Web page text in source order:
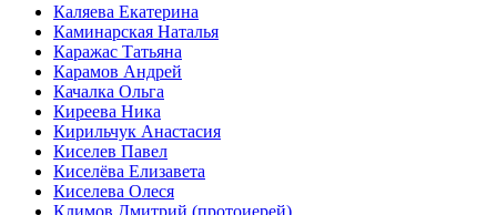
Каляева Екатерина
Каминарская Наталья
Каражас Татьяна
Карамов Андрей
Качалка Ольга
Киреева Ника
Кирильчук Анастасия
Киселев Павел
Киселёва Елизавета
Киселева Олеся
Климов Дмитрий (протоиерей)